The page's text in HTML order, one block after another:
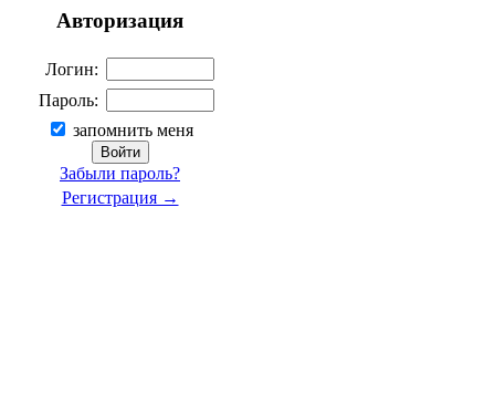
Авторизация
Логин:
Пароль:
запомнить меня
Забыли пароль?
Регистрация →